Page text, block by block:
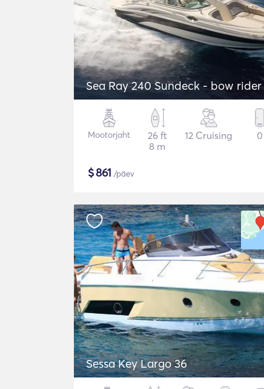
Sea Ray 240 Sundeck - bow rider
Mootorjaht
26 ft
8 m
12 Cruising 0
$861 /päev
Sessa Key Largo 36